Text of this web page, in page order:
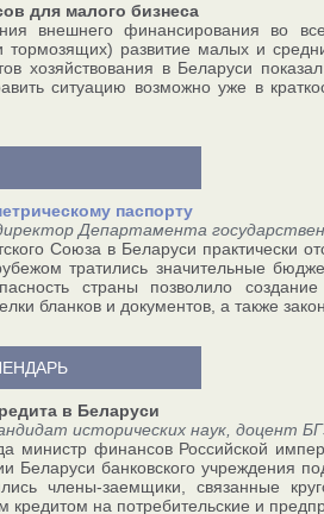
для малого бизнеса
внешнего финансирования во
тормозящих) развитие малых и
хозяйствования в Беларуси
ситуацию возможно уже в
паспорту
Департамента
Союза в Беларуси практически
тратились значительные
страны позволило
бланков и документов, а также
в Беларуси
исторических наук, доцент
министр финансов Российской
Беларуси банковского учреждения
члены-заемщики, связанные
на потребительские и